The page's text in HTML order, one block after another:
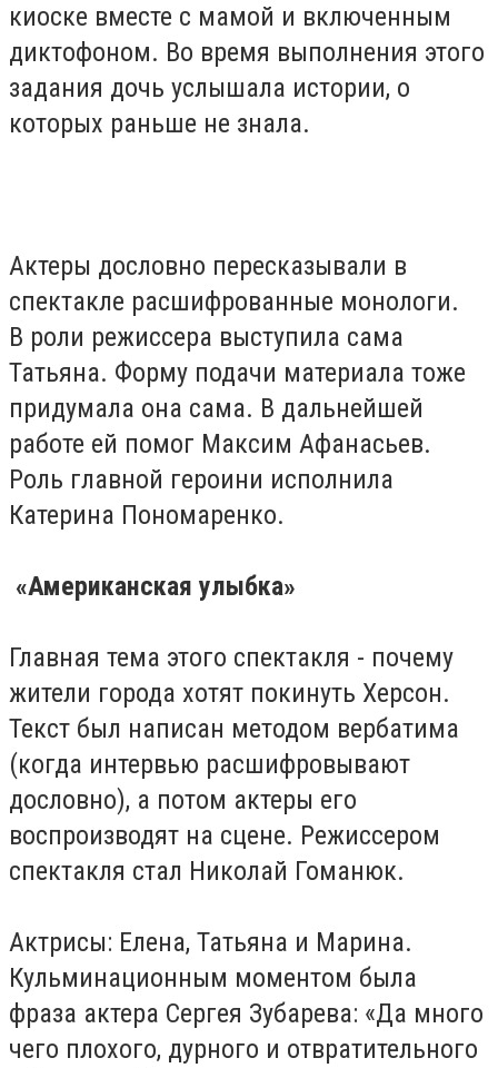
киоске вместе с мамой и включенным
диктофоном. Во время выполнения этого
задания дочь услышала истории, о
которых раньше не знала.
Актеры дословно пересказывали в
спектакле расшифрованные монологи.
В роли режиссера выступила сама
Татьяна. Форму подачи материала тоже
придумала она сама. В дальнейшей
работе ей помог Максим Афанасьев.
Роль главной героини исполнила
Катерина Пономаренко.
«Американская улыбка»
Главная тема этого спектакля - почему
жители города хотят покинуть Херсон.
Текст был написан методом вербатима
(когда интервью расшифровывают
дословно), а потом актеры его
воспроизводят на сцене. Режиссером
спектакля стал Николай Гоманюк.
Актрисы: Елена, Татьяна и Марина.
Кульминационным моментом была
фраза актера Сергея Зубарева: «Да много
чего плохого, дурного и отвратительного